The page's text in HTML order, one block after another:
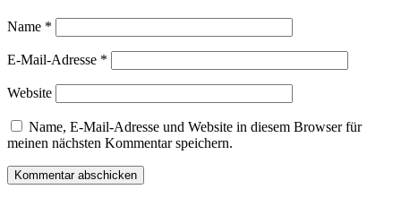
Name *
E-Mail-Adresse *
Website
Name, E-Mail-Adresse und Website in diesem Browser für
meinen nächsten Kommentar speichern.